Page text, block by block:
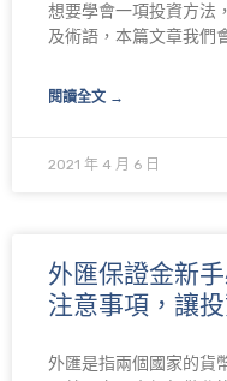
想要學會一項投資方法
及術語，本篇文章我們
閱讀全文 →
2021 年 4 月 6 日
外匯保證金新
注意事項，讓
外匯是指兩個國家的貨